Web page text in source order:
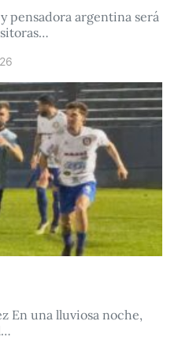
pensadora argentina será
En una lluviosa noche,